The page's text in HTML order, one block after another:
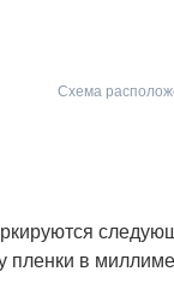
Схема
пленки в